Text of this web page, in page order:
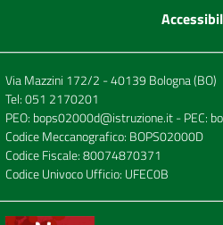
Via Mazzini 172/2 - 40139 Bologna (BO)
Tel:051 2170201
PEO: bops02000d@istruzione.it- PEC:
Codice Meccanografico: BOPS02000D
Codice Fiscale: 80074870371
Codice Univoco Ufficio: UFEC0B